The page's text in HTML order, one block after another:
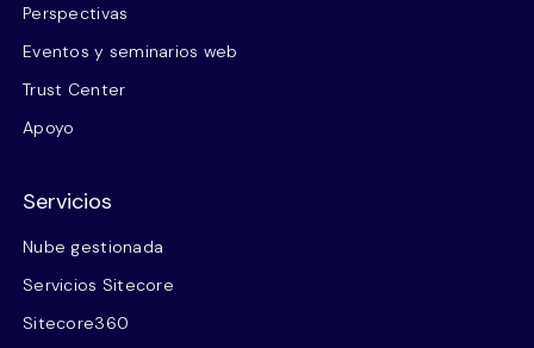
Perspectivas
Eventos y seminarios web
Trust Center
Apoyo
Servicios
Nube gestionada
Servicios Sitecore
Sitecore360